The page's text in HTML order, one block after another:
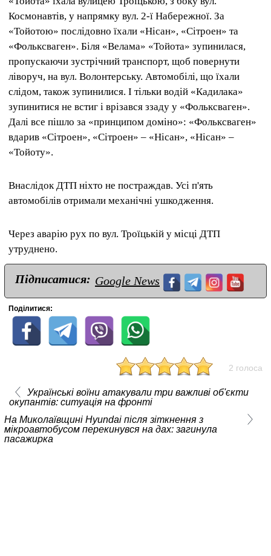
Космонавтів, у напрямку вул. 2-ї Набережної. За
«Тойотою» послідовно їхали «Нісан», «Сітроен» та
«Фольксваген». Біля «Велама» «Тойота» зупинилася,
пропускаючи зустрічний транспорт, щоб повернути
ліворуч, на вул. Волонтерську. Автомобілі, що їхали
слідом, також зупинилися. І тільки водій «Кадилака»
зупинитися не встиг і врізався ззаду у «Фольксваген».
Далі все пішло за «принципом доміно»: «Фольксваген»
вдарив «Сітроен», «Сітроен» – «Нісан», «Нісан» –
«Тойоту».
Внаслідок ДТП ніхто не постраждав. Усі п'ять
автомобілів отримали механічні ушкодження.
Через аварію рух по вул. Троїцькій у місці ДТП
утруднено.
Підписатися: Google News
Поділитися:
2 голоса
Українські воїни атакували три важливі об'єкти
окупантів: ситуація на фронті
На Миколаївщині Hyundai після зіткнення з
мікроавтобусом перекинувся на дах: загинула
пасажирка